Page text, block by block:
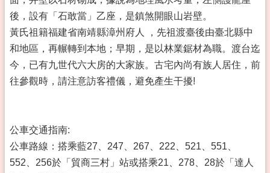
後，設有「石敢當」乙座，是鎮煞開眼山岩壁。
黃氏祖籍福建省南靖縣漳州府人 ，先祖渡臺後由臺北縣中
和地區，再輾轉到本地；早期，是以林業鋸材為職。渡台迄
今，已有九世代六大房的大家族。古宅內尚有族人居住，前
往參觀時，請注意訪客禮儀，避免產生干擾!
公車交通指南:
公車路線：搭乘藍27、247、267、222、521、551、
552、256於「貿商三村」站或搭乘21、278、28於「達人